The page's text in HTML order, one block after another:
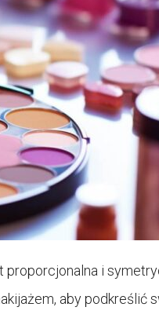
proporcjonalna i
aby podkreślić